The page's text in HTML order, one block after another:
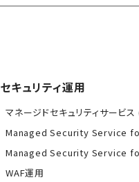
セキュリティ運用
マネージドセキュリティサービス
Managed Security Service
Managed Security Service
WAF運用